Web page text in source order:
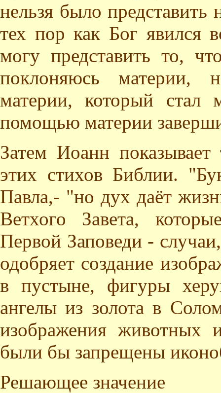
нельзя было
тех пор как Бог явился
могу представить то,
поклоняюсь материи,
материи, который
помощью материи
Затем Иоанн показывает
этих стихов Библии.
Павла,- "но дух даёт
Ветхого Завета,
Первой Заповеди -
одобряет создание
в пустыне, фигуры
ангелы из золота в
изображения животных
были бы запрещены
Решающее значение